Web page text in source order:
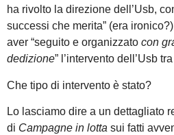
ha rivolto la direzione dell’Usb,
successi che merita” (era
aver “seguito e organizzato con
dedizione” l’intervento dell’Usb
Che tipo di intervento è stato?
Lo lasciamo dire a un dettagliato
di Campagne in lotta sui fatti